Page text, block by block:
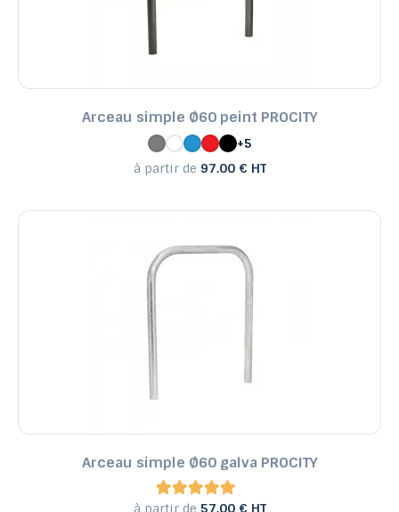
Arceau simple Ø60 peint PROCITY
+5
à partir de 97.00 € HT
Arceau simple Ø60 galva PROCITY
à partir de 57.00 € HT